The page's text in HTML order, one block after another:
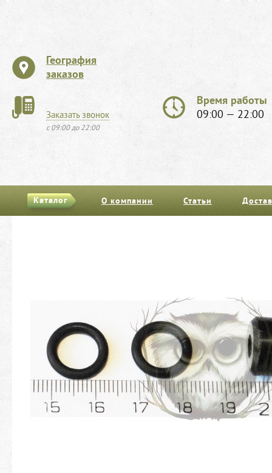
География
заказов
Заказать звонок
с 09:00 до 22:00
Время работы
09:00 — 22:00
Каталог О компании Статьи